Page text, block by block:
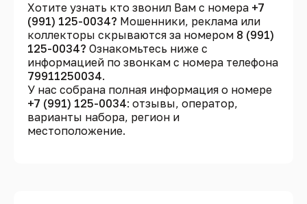
Хотите узнать кто звонил Вам с номера +7
(991) 125-0034? Мошенники, реклама или
коллекторы скрываются за номером 8 (991)
125-0034? Ознакомьтесь ниже с
информацией по звонкам с номера телефона
79911250034.
У нас собрана полная информация о номере
+7 (991) 125-0034: отзывы, оператор,
варианты набора, регион и
местоположение.